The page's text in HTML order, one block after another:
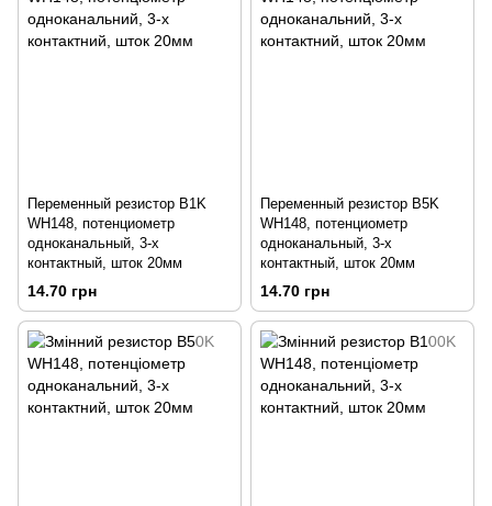
Переменный резистор B1K
WH148, потенциометр
одноканальный, 3-х
контактный, шток 20мм
14.70 грн
Переменный резистор B5K
WH148, потенциометр
одноканальный, 3-х
контактный, шток 20мм
14.70 грн